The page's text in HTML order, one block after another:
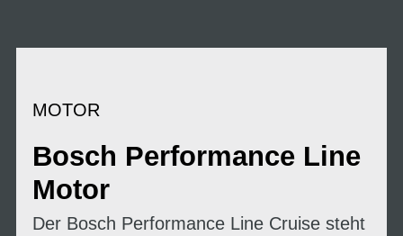
MOTOR
Bosch Performance Line
Motor
Der Bosch Performance Line Cruise steht